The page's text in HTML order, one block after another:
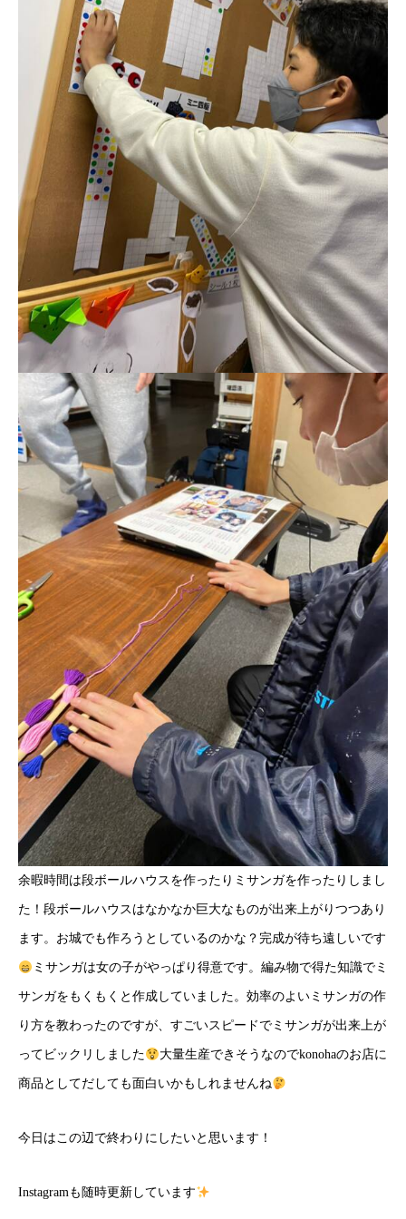
余暇時間は段ボールハウスを作ったりミサンガを作ったりしまし
た！段ボールハウスはなかなか巨大なものが出来上がりつつあり
ます。お城でも作ろうとしているのかな？完成が待ち遠しいです
ミサンガは女の子がやっぱり得意です。編み物で得た知識でミ
サンガをもくもくと作成していました。効率のよいミサンガの作
り方を教わったのですが、すごいスピードでミサンガが出来上が
ってビックリしました 大量生産できそうなのでkonohaのお店に
商品としてだしても面白いかもしれませんね
今日はこの辺で終わりにしたいと思います！
Instagramも随時更新しています